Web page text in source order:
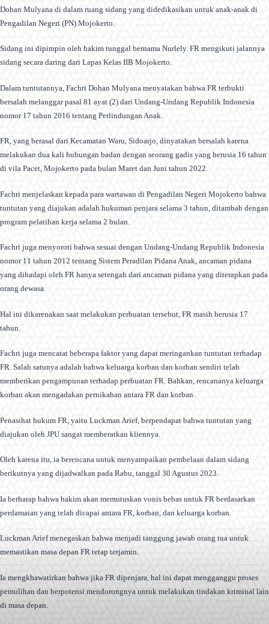
Dohan Mulyana di dalam ruang sidang yang didedikasikan untuk anak-anak di
Pengadilan Negeri (PN) Mojokerto.
Sidang ini dipimpin oleh hakim tunggal bernama Nurlely. FR mengikuti jalannya
sidang secara daring dari Lapas Kelas IIB Mojokerto.
Dalam tuntutannya, Fachri Dohan Mulyana menyatakan bahwa FR terbukti
bersalah melanggar pasal 81 ayat (2) dari Undang-Undang Republik Indonesia
nomor 17 tahun 2016 tentang Perlindungan Anak.
FR, yang berasal dari Kecamatan Waru, Sidoarjo, dinyatakan bersalah karena
melakukan dua kali hubungan badan dengan seorang gadis yang berusia 16 tahun
di vila Pacet, Mojokerto pada bulan Maret dan Juni tahun 2022.
Fachri menjelaskan kepada para wartawan di Pengadilan Negeri Mojokerto bahwa
tuntutan yang diajukan adalah hukuman penjara selama 3 tahun, ditambah dengan
program pelatihan kerja selama 2 bulan.
Fachri juga menyoroti bahwa sesuai dengan Undang-Undang Republik Indonesia
nomor 11 tahun 2012 tentang Sistem Peradilan Pidana Anak, ancaman pidana
yang dihadapi oleh FR hanya setengah dari ancaman pidana yang diterapkan pada
orang dewasa.
Hal ini dikarenakan saat melakukan perbuatan tersebut, FR masih berusia 17
tahun.
Fachri juga mencatat beberapa faktor yang dapat meringankan tuntutan terhadap
FR. Salah satunya adalah bahwa keluarga korban dan korban sendiri telah
memberikan pengampunan terhadap perbuatan FR. Bahkan, rencananya keluarga
korban akan mengadakan pernikahan antara FR dan korban.
Penasihat hukum FR, yaitu Luckman Arief, berpendapat bahwa tuntutan yang
diajukan oleh JPU sangat memberatkan kliennya.
Oleh karena itu, ia berencana untuk menyampaikan pembelaan dalam sidang
berikutnya yang dijadwalkan pada Rabu, tanggal 30 Agustus 2023.
Ia berharap bahwa hakim akan memutuskan vonis bebas untuk FR berdasarkan
perdamaian yang telah dicapai antara FR, korban, dan keluarga korban.
Luckman Arief menegaskan bahwa menjadi tanggung jawab orang tua untuk
memastikan masa depan FR tetap terjamin.
Ia mengkhawatirkan bahwa jika FR dipenjara, hal ini dapat mengganggu proses
pemulihan dan berpotensi mendorongnya untuk melakukan tindakan kriminal lain
di masa depan.